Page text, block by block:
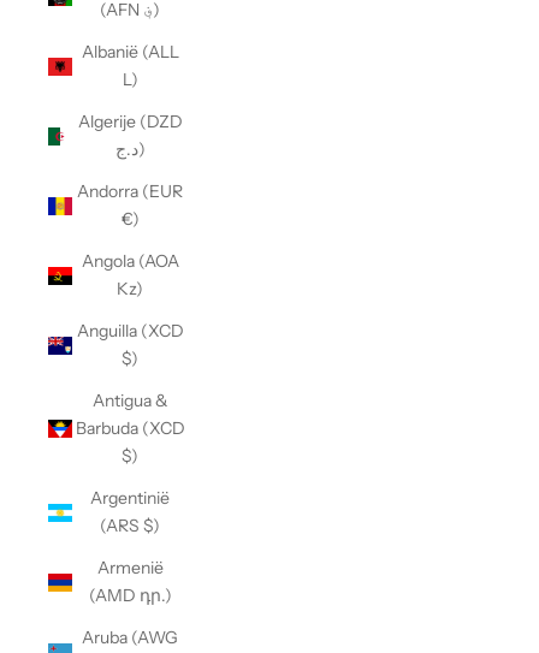
(AFN ؋)
Albanië (ALL
L)
Algerije (DZD
د.ج)
Andorra (EUR
€)
Angola (AOA
Kz)
Anguilla (XCD
$)
Antigua &
Barbuda (XCD
$)
Argentinië
(ARS $)
Armenië
(AMD դր.)
Aruba (AWG